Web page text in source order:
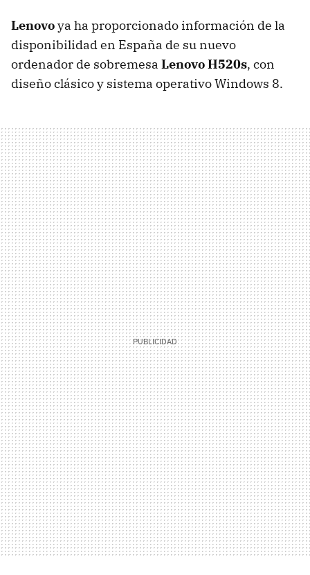
Lenovoya ha proporcionado información de la
disponibilidad en España de su nuevo
ordenador de sobremesa Lenovo H520s, con
diseño clásico y sistema operativo Windows 8.